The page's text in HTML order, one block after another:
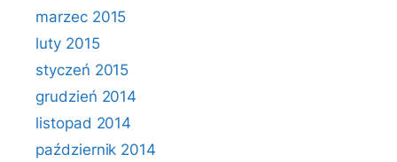
marzec 2015
luty 2015
styczeń 2015
grudzień 2014
listopad 2014
październik 2014